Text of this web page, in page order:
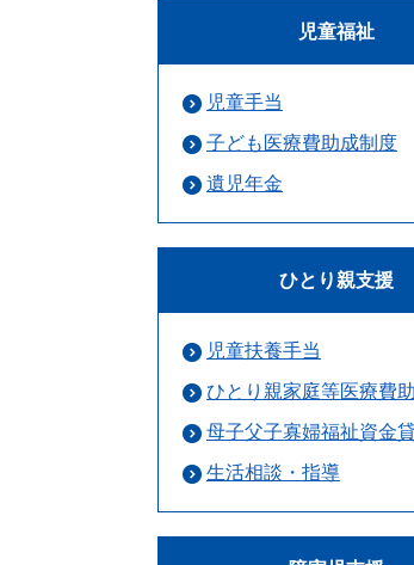
児童福祉
児童手当
子ども医療費助成制度
遺児年金
ひとり親支援
児童扶養手当
ひとり親家庭等医療費
母子父子寡婦福祉資金
生活相談・指導